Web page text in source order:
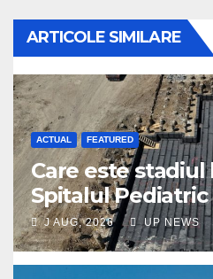
ARTICOLE SIMILARE
ACTUAL FEATURED
Care este
Spitalul
J AUG, 2026 UP NEWS